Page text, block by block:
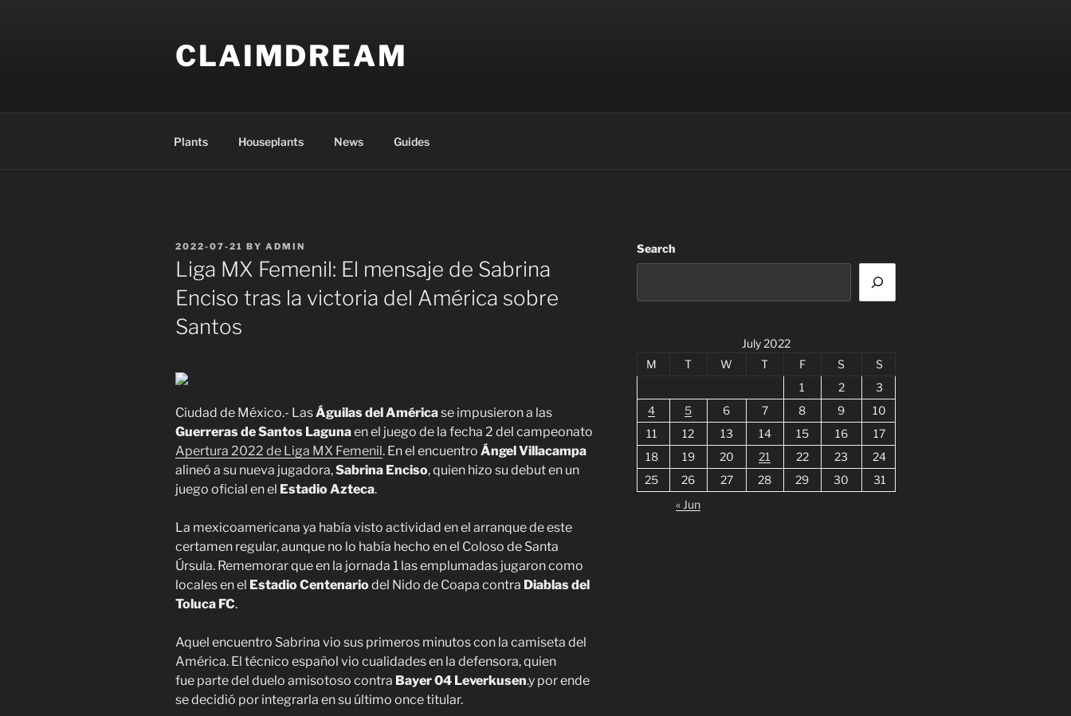
CLAIMDREAM
Plants Houseplants News Guides
POSTED
ON
2022-07-21 BY ADMIN
Liga MX Femenil: El mensaje de Sabrina
Enciso tras la victoria del América sobre
Santos
Ciudad de México.- LasÁguilas del Américase impusieron a las
Guerreras de Santos Lagunaen el juego de la fecha 2 del campeonato
Apertura 2022 de Liga MX Femenil. En el encuentro Ángel Villacampa
alineó a su nueva jugadora,Sabrina Enciso, quien hizo su debut en un
juego oficial en el Estadio Azteca.
La mexicoamericana ya había visto actividad en el arranque de este
certamen regular, aunque no lo había hecho en el Coloso de Santa
Úrsula. Rememorar que en la jornada 1 las emplumadas jugaron como
locales en el Estadio Centenariodel Nido de Coapa contra Diablas del
Toluca FC.
Aquel encuentro Sabrina vio sus primeros minutos con la camiseta del
América. El técnico español vio cualidades en la defensora, quien
fue parte del duelo amisotoso contra Bayer 04 Leverkusen.y por ende
se decidió por integrarla en su último once titular.
Search
July 2022
M
T W T F S
S
1
2
3
4
5 6 7 8 9
10
11
12 13 14 15 16
17
18
19 20 21 22 23
24
25
26 27 28 29 30
31
« Jun